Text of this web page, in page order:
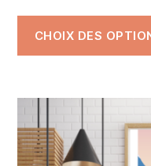
CHOIX DES